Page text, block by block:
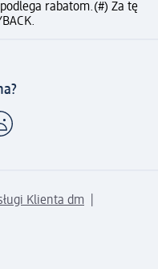
rabatom.(#) Za tę
Klienta dm